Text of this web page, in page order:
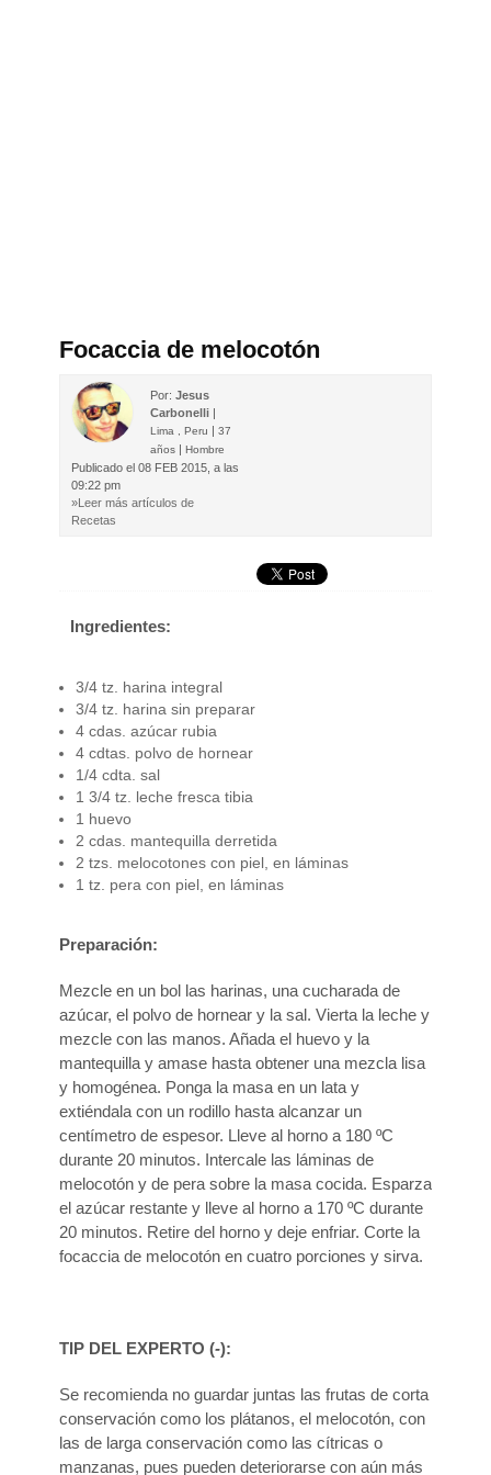
Focaccia de melocotón
Por:Jesus
Carbonelli |
Lima , Peru |37
años |Hombre
Publicado el 08 FEB 2015, a las
09:22 pm
»Leer más artículos de
Recetas
Ingredientes:
3/4 tz. harina integral
3/4 tz. harina sin preparar
4 cdas. azúcar rubia
4 cdtas. polvo de hornear
1/4 cdta. sal
1 3/4 tz. leche fresca tibia
1 huevo
2 cdas. mantequilla derretida
2 tzs. melocotones con piel, en láminas
1 tz. pera con piel, en láminas
Preparación:
Mezcle en un bol las harinas, una cucharada de
azúcar, el polvo de hornear y la sal. Vierta la leche y
mezcle con las manos. Añada el huevo y la
mantequilla y amase hasta obtener una mezcla lisa
y homogénea. Ponga la masa en un lata y
extiéndala con un rodillo hasta alcanzar un
centímetro de espesor. Lleve al horno a 180 ºC
durante 20 minutos. Intercale las láminas de
melocotón y de pera sobre la masa cocida. Esparza
el azúcar restante y lleve al horno a 170 ºC durante
20 minutos. Retire del horno y deje enfriar. Corte la
focaccia de melocotón en cuatro porciones y sirva.
TIP DEL EXPERTO (-):
Se recomienda no guardar juntas las frutas de corta
conservación como los plátanos, el melocotón, con
las de larga conservación como las cítricas o
manzanas, pues pueden deteriorarse con aún más